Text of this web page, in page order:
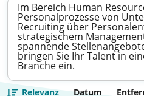
Im Bereich Human
Personalprozesse von
Recruiting über
strategischem
spannende
bringen Sie Ihr Talent in
Branche ein.
Relevanz Datum